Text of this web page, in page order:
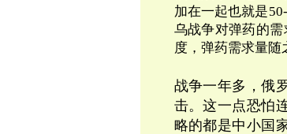
加在一起也就是
乌战争对弹药的
度，弹药需求量随
战争一年多，俄
击。这一点恐怕
略的都是中小国